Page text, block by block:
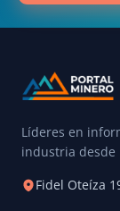
Líderes en
industria desde
Fidel Oteíza